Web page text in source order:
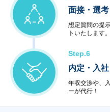
面接・選考
想定質問の提
トいたします。
Step.6
内定・入社
年収交渉や、
ーが代行！